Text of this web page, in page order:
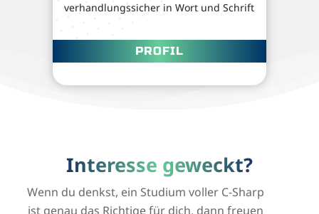
verhandlungssicher in Wort und Schrift
PROFIL
Interesse geweckt?
Wenn du denkst, ein Studium voller C-Sharp
ist genau das Richtige für dich, dann freuen